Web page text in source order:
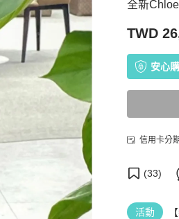
全新
TWD
安心購
信用卡分
(33)
活動